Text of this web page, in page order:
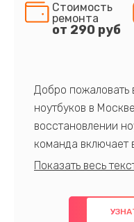
Стоимость
ремонта
от 290 руб
Добро пожаловать
ноутбуков в
восстановлении
команда включает
профессионалов с
предлагаем
использованием